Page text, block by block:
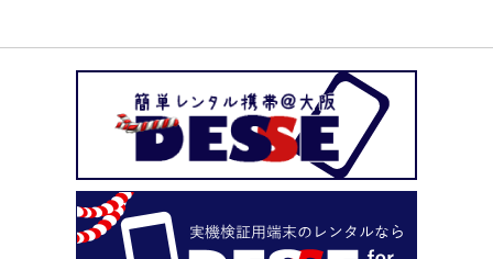
にお送りすることは一切ございません。 お客様と直接や
り取りのできるメールやお電話でのご請求となりますの
で、万一レンタルスマホの使用を他の方に知られたくな
い、という場合も安心してご利用いただけます。
デッセがスマホのレンタルと並行して展開しているのが、
ポケットwifiのレンタルサービスです。 街中にもフリーwifi
はありますが、通信速度に難があったり接続に制限があっ